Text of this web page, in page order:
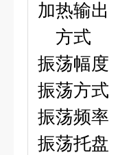
加热输出
方式
振荡幅度
振荡方式
振荡频率
振荡托盘